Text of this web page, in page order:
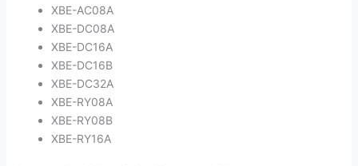
XBE-AC08A
XBE-DC08A
XBE-DC16A
XBE-DC16B
XBE-DC32A
XBE-RY08A
XBE-RY08B
XBE-RY16A